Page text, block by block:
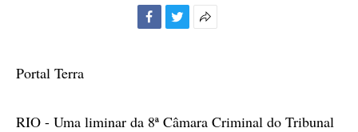
Portal Terra
RIO - Uma liminar da 8ª Câmara Criminal do Tribunal